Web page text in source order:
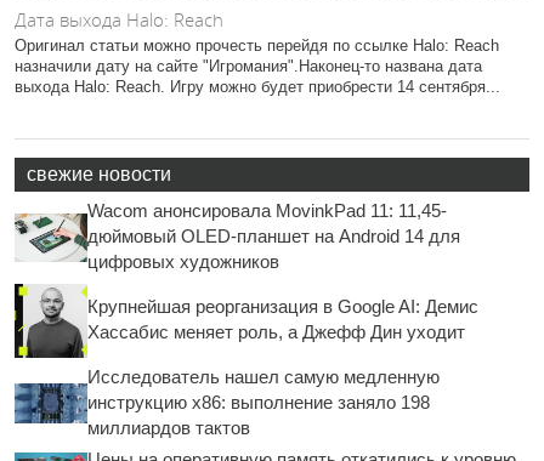
Дата выхода Halo: Reach
Оригинал статьи можно прочесть перейдя по ссылке Halo: Reach
назначили дату на сайте "Игромания".Наконец-то названа дата
выхода Halo: Reach. Игру можно будет приобрести 14 сентября...
свежие новости
Wacom анонсировала MovinkPad 11: 11,45-
дюймовый OLED-планшет на Android 14 для
цифровых художников
Крупнейшая реорганизация в Google AI: Демис
Хассабис меняет роль, а Джефф Дин уходит
Исследователь нашел самую медленную
инструкцию x86: выполнение заняло 198
миллиардов тактов